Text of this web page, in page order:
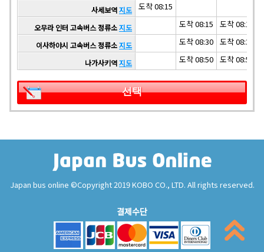
사세보역지도 도착 08:15
오무라 인터 고속버스 정류소지도 도착 08:15 도착 08:15
이사하야시 고속버스 정류소지도 도착 08:30 도착 08:30
나가사키역지도 도착 08:50 도착 08:50
선택
Japan bus online ©Copyright 2019 KOBO CO., LTD. All rights reserved.
결제수단